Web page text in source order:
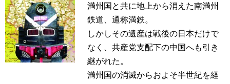
満州国と共に地上から消えた南満州
鉄道、通称満鉄。
しかしその遺産は戦後の日本だけで
なく、共産党支配下の中国へも引き
継がれた。
満州国の消滅からおよそ半世紀を経